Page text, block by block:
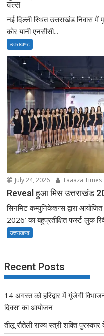
वत्स
नई दिल्ली स्थित उत्तराखंड निवास में
कोर यानी एनसीसी...
उत्तराखण्ड
July 24, 2026 Taaaza Times
Reveal हुआ मिस उत्तराखंड
सिनमिट कम्युनिकेशन्स द्वारा
2026’ का बहुप्रतीक्षित फर्स्ट लुक
उत्तराखण्ड
Recent Posts
14 अगस्त को हरिद्वार में गूंजेगी
दिवस’ का आयोजन
तीलू रौतेली राज्य स्त्री शक्ति